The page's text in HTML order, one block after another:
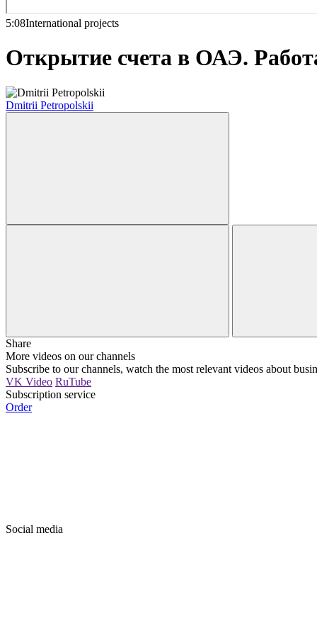
5:08International projects
Открытие счета в ОАЭ.
Dmitrii Petropolskii
Share
More videos on our channels
Subscribe to our channels, watch the most relevant videos about
VK Video RuTube
Subscription service
Order
Social media